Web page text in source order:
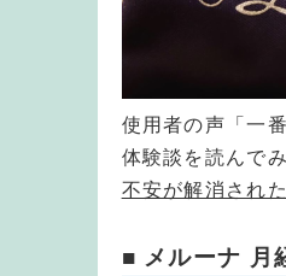
使用者の声「一
体験談を読んで
不安が解消された
■ メルーナ 月